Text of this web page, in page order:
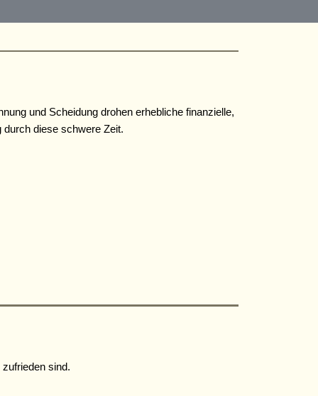
und Scheidung drohen erhebliche finanzielle,
durch diese schwere Zeit.
sind.